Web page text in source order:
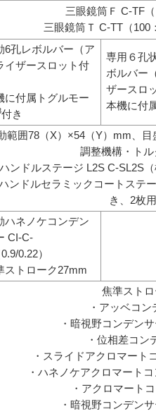
三眼鏡筒Ｆ C-TF
三眼鏡筒Ｔ C-TT（100
6孔レボルバー（ア
イザースロット付
に付属トグルモー
付き
専用６孔
ボルバー
ザースロ
本機に付
範囲78（X）×54（Y）mm、
調整機構・ト
ンドルステージ L2S C-SL2S
ンドルセラミックコートステ
き、2枚
ハネノケコンデン
CI-C-
0.22）
ストローク27mm
焦準スト
・アッベコ
・暗視野コンデン
・位相差コン
・スライドアクロマート
・ハネノケアクロマート
・アクロマート
・暗視野コンデン